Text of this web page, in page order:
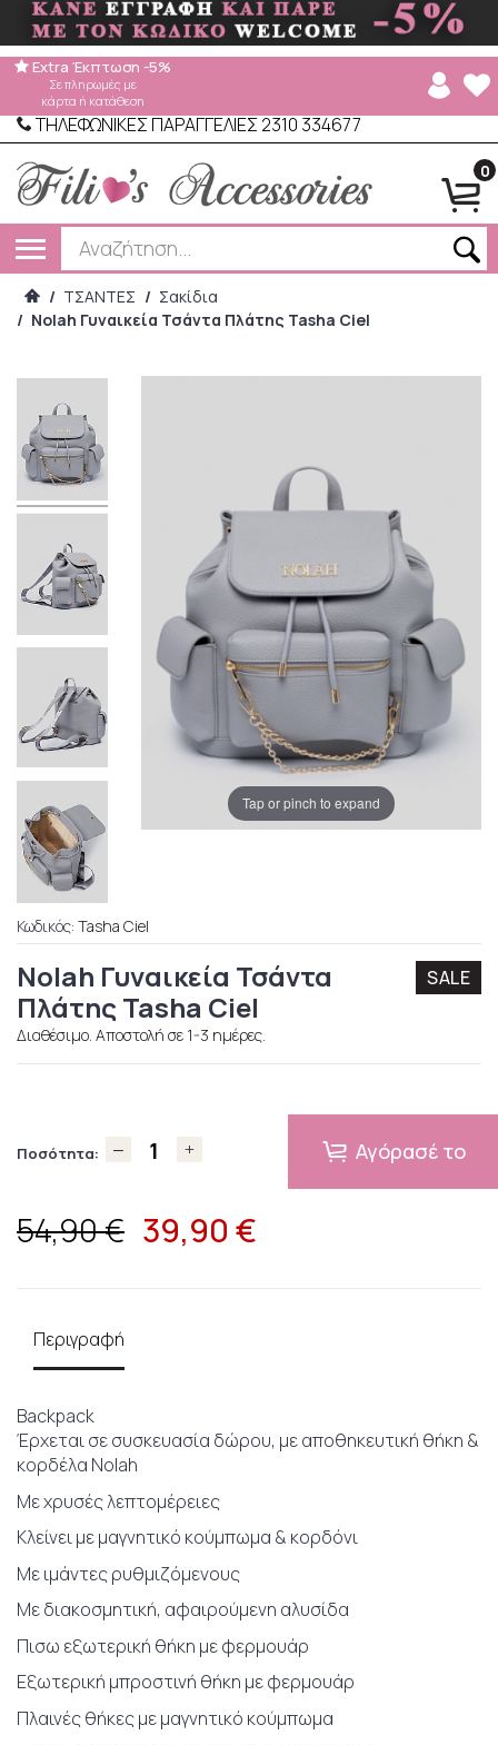
ΤΗΛΕΦΩΝΙΚΕΣ ΠΑΡΑΓΓΕΛΙΕΣ 2310 334677
0
Extra Έκπτωση -5%
Σε πληρωμές με
κάρτα ή κατάθεση
/ ΤΣΑΝΤΕΣ / Σακίδια
/ Nolah Γυναικεία Τσάντα Πλάτης Tasha Ciel
Tap or pinch to expand
Κωδικός: Tasha Ciel
Nolah Γυναικεία Τσάντα
Πλάτης Tasha Ciel
SALE
Διαθέσιμο. Αποστολή σε 1-3 ημέρες.
Ποσότητα: Αγόρασέ το
54,90 € 39,90 €
Περιγραφή
Backpack
Έρχεται σε συσκευασία δώρου, με αποθηκευτική θήκη &
κορδέλα Nolah
Με χρυσές λεπτομέρειες
Κλείνει με μαγνητικό κούμπωμα & κορδόνι
Με ιμάντες ρυθμιζόμενους
Με διακοσμητική, αφαιρούμενη αλυσίδα
Πισω εξωτερική θήκη με φερμουάρ
Εξωτερική μπροστινή θήκη με φερμουάρ
Πλαινές θήκες με μαγνητικό κούμπωμα